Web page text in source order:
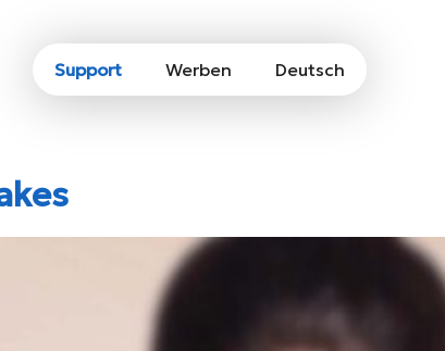
Support Werben Deutsch